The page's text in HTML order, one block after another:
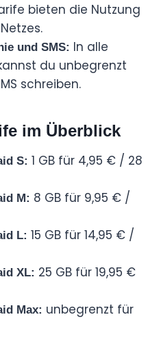
bieten die Nutzung
und SMS: In alle
du unbegrenzt
schreiben.
im Überblick
S: 1 GB für 4,95 € / 28
M: 8 GB für 9,95 € /
L: 15 GB für 14,95 € /
XL: 25 GB für 19,95 €
Max: unbegrenzt für